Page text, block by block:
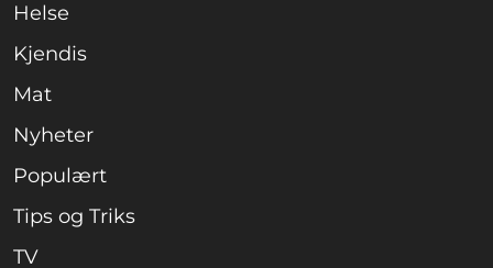
Helse
Kjendis
Mat
Nyheter
Populært
Tips og Triks
TV